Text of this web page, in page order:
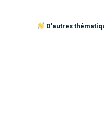
D’autres